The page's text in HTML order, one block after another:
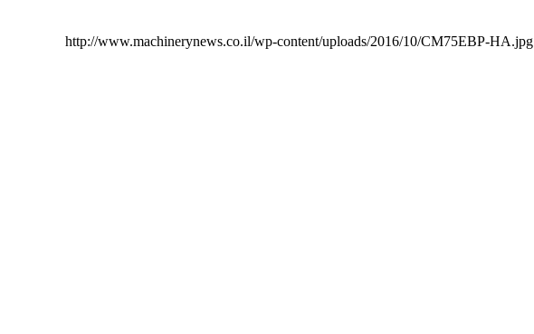
http://www.machinerynews.co.il/wp-content/uploads/2016/10/CM75EBP-HA.jpg